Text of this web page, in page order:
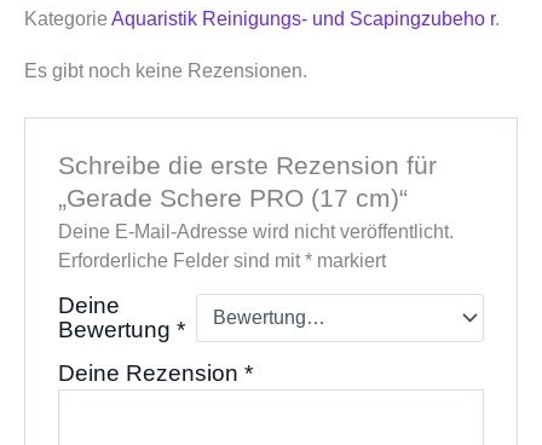
Kategorie Aquaristik Reinigungs- und Scapingzubeho r.
Es gibt noch keine Rezensionen.
Schreibe die erste Rezension für
„Gerade Schere PRO (17 cm)“
Deine E-Mail-Adresse wird nicht veröffentlicht.
Erforderliche Felder sind mit*markiert
Deine
Bewertung *
Deine Rezension *